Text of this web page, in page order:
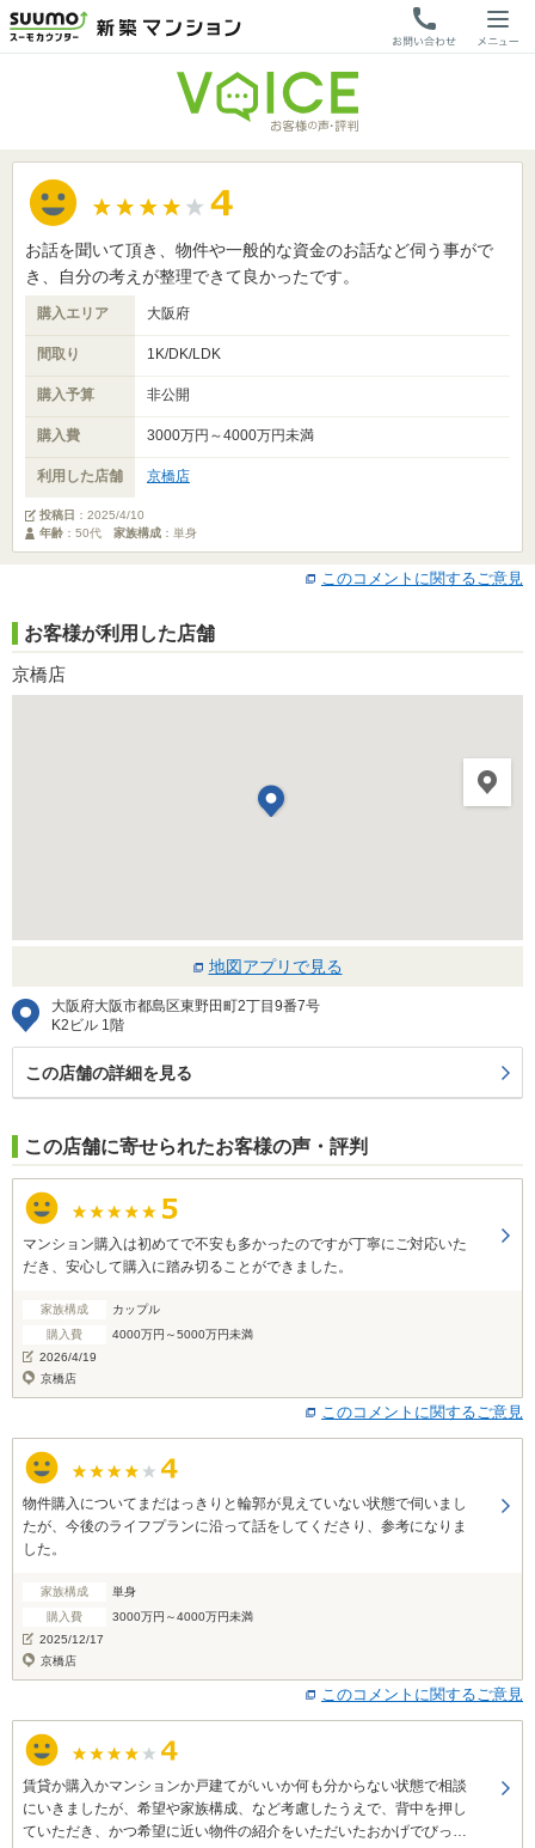
お話を聞いて頂き、物件や一般的な資金のお話など伺う事がで
き、自分の考えが整理できて良かったです。
購入エリア 大阪府
間取り 1K/DK/LDK
購入予算 非公開
購入費 3000万円～4000万円未満
利用した店舗 京橋店
投稿日 ： 2025/4/10
年齢 ：50代 家族構成 ：単身
このコメントに関するご意見
お客様が利用した店舗
京橋店
地図アプリで見る
大阪府大阪市都島区東野田町2丁目9番7号
K2ビル 1階
この店舗の詳細を見る
この店舗に寄せられたお客様の声・評判
マンション購入は初めてで不安も多かったのですが丁寧にご対応いた
だき、安心して購入に踏み切ることができました。
家族構成
カップル
購入費
4000万円～5000万円未満
2026/4/19
京橋店
このコメントに関するご意見
物件購入についてまだはっきりと輪郭が見えていない状態で伺いまし
たが、今後のライフプランに沿って話をしてくださり、参考になりま
した。
家族構成
単身
購入費
3000万円～4000万円未満
2025/12/17
京橋店
このコメントに関するご意見
賃貸か購入かマンションか戸建てがいいか何も分からない状態で相談
にいきましたが、希望や家族構成、など考慮したうえで、背中を押し
ていただき、かつ希望に近い物件の紹介をいただいたおかげでびっく